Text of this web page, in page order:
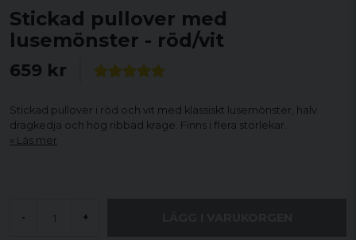
Stickad pullover med
lusemönster - röd/vit
659 kr
Stickad pullover i röd och vit med klassiskt lusemönster, halv
dragkedja och hög ribbad krage. Finns i flera storlekar.
Läs mer
- +